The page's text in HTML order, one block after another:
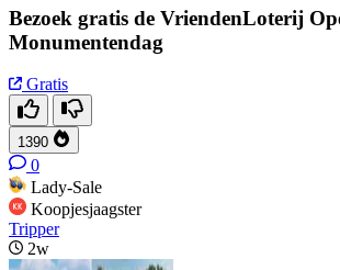
Bezoek gratis de VriendenLoterij
Monumentendag
Gratis
1390
0
Lady-Sale
Koopjesjaagster
Tripper
2w